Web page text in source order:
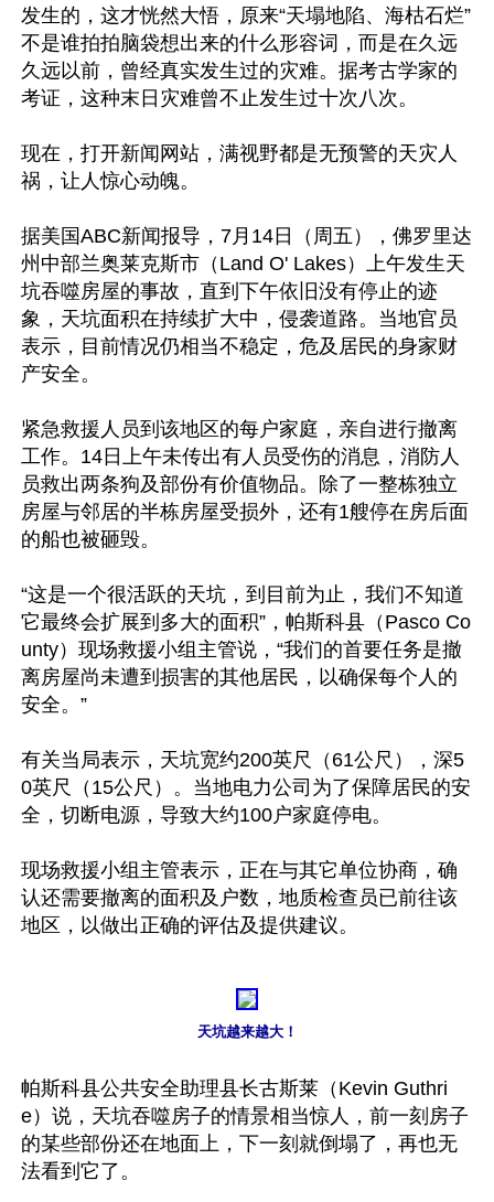
发生的，这才恍然大悟，原来“天塌地陷、海枯石烂”
不是谁拍拍脑袋想出来的什么形容词，而是在久远
久远以前，曾经真实发生过的灾难。据考古学家的
考证，这种末日灾难曾不止发生过十次八次。
现在，打开新闻网站，满视野都是无预警的天灾人
祸，让人惊心动魄。
据美国ABC新闻报导，7月14日（周五），佛罗里达
州中部兰奥莱克斯市（Land O' Lakes）上午发生天
坑吞噬房屋的事故，直到下午依旧没有停止的迹
象，天坑面积在持续扩大中，侵袭道路。当地官员
表示，目前情况仍相当不稳定，危及居民的身家财
产安全。
紧急救援人员到该地区的每户家庭，亲自进行撤离
工作。14日上午未传出有人员受伤的消息，消防人
员救出两条狗及部份有价值物品。除了一整栋独立
房屋与邻居的半栋房屋受损外，还有1艘停在房后面
的船也被砸毁。
“这是一个很活跃的天坑，到目前为止，我们不知道
它最终会扩展到多大的面积”，帕斯科县（Pasco Co
unty）现场救援小组主管说，“我们的首要任务是撤
离房屋尚未遭到损害的其他居民，以确保每个人的
安全。”
有关当局表示，天坑宽约200英尺（61公尺），深5
0英尺（15公尺）。当地电力公司为了保障居民的安
全，切断电源，导致大约100户家庭停电。
现场救援小组主管表示，正在与其它单位协商，确
认还需要撤离的面积及户数，地质检查员已前往该
地区，以做出正确的评估及提供建议。
天坑越来越大！
帕斯科县公共安全助理县长古斯莱（Kevin Guthri
e）说，天坑吞噬房子的情景相当惊人，前一刻房子
的某些部份还在地面上，下一刻就倒塌了，再也无
法看到它了。